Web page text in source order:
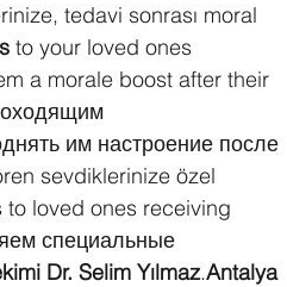
tedavi sonrası moral
to your loved ones
a morale boost after their
им настроение после
sevdiklerinize özel
loved ones receiving
специальные
Dr. Selim Yılmaz.Antalya